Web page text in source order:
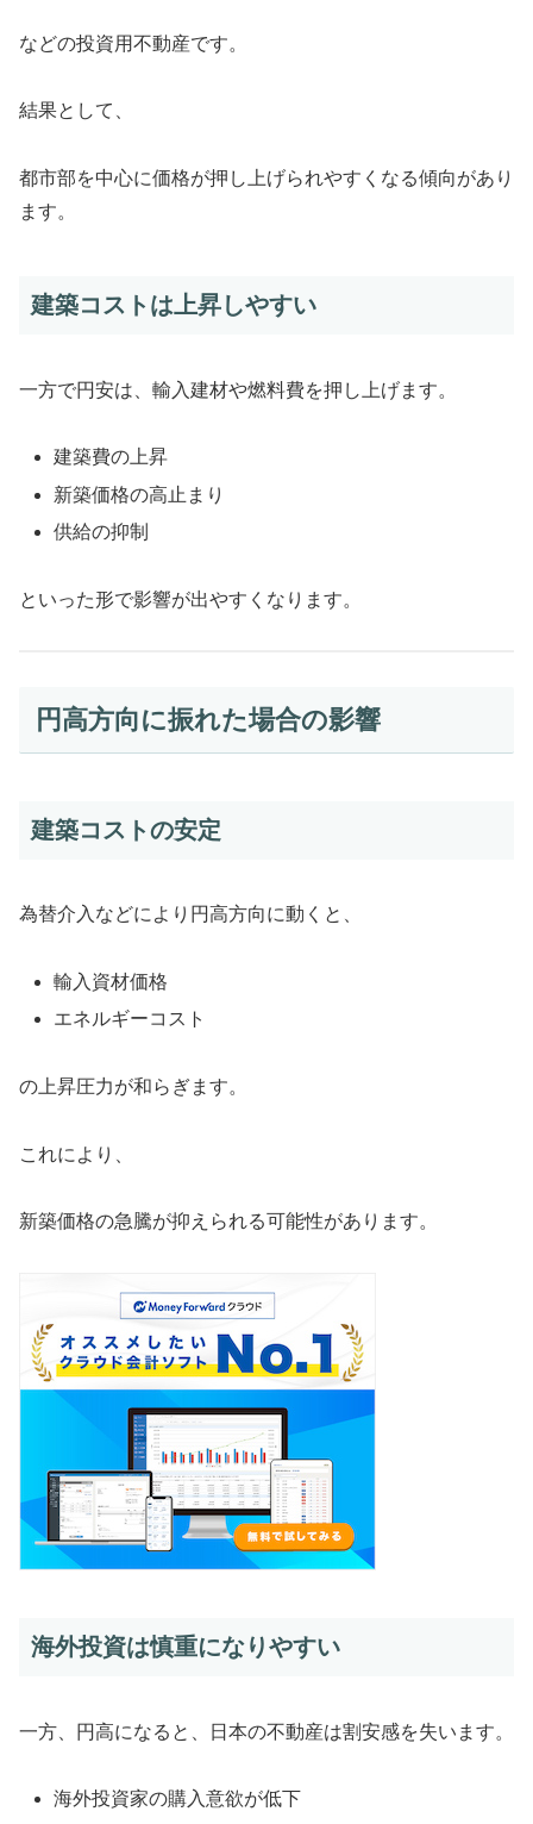
などの投資用不動産です。
結果として、
都市部を中心に価格が押し上げられやすくなる傾向があり
ます。
建築コストは上昇しやすい
一方で円安は、輸入建材や燃料費を押し上げます。
建築費の上昇
新築価格の高止まり
供給の抑制
といった形で影響が出やすくなります。
円高方向に振れた場合の影響
建築コストの安定
為替介入などにより円高方向に動くと、
輸入資材価格
エネルギーコスト
の上昇圧力が和らぎます。
これにより、
新築価格の急騰が抑えられる可能性があります。
海外投資は慎重になりやすい
一方、円高になると、日本の不動産は割安感を失います。
海外投資家の購入意欲が低下